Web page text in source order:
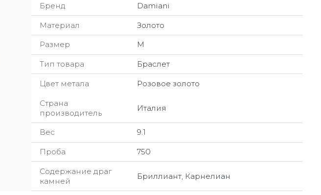
Бренд Damiani
Материал Золото
Размер M
Тип товара Браслет
Цвет метала Розовое золото
Страна
производитель
Италия
Вес 9.1
Проба 750
Содержание драг
камней
Бриллиант, Карнелиан